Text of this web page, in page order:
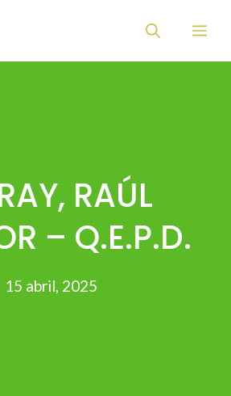
RAÚL
– Q.E.P.D.
15 abril, 2025